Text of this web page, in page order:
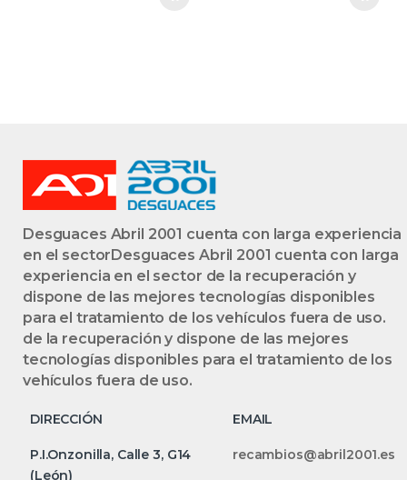
Desguaces Abril 2001 cuenta con larga experiencia
en el sectorDesguaces Abril 2001 cuenta con larga
experiencia en el sector de la recuperación y
dispone de las mejores tecnologías disponibles
para el tratamiento de los vehículos fuera de uso.
de la recuperación y dispone de las mejores
tecnologías disponibles para el tratamiento de los
vehículos fuera de uso.
DIRECCIÓN EMAIL
P.I.Onzonilla, Calle 3, G14
(León)
recambios@abril2001.es